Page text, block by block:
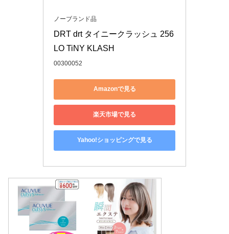
ノーブランド品
DRT drt タイニークラッシュ 256
LO TiNY KLASH
00300052
Amazonで見る
楽天市場で見る
Yahoo!ショッピングで見る